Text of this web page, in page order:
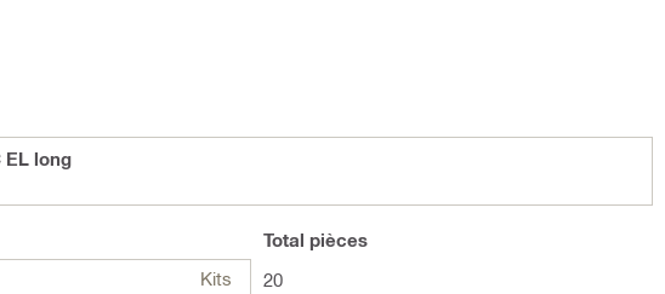
EL long
Kits
Total pièces
20